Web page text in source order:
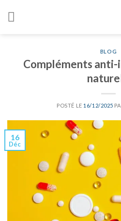
BLOG
Compléments
POSTÉ LE 16/12/2025
16
Déc